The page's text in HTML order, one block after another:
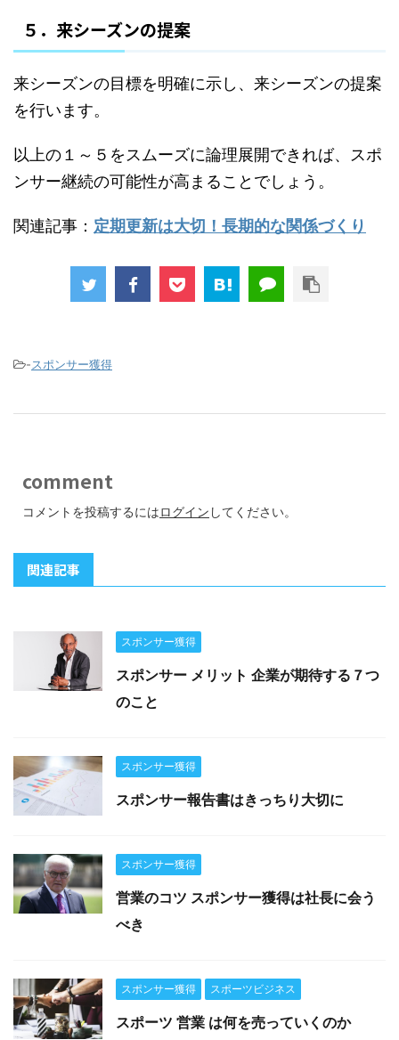
５．来シーズンの提案
来シーズンの目標を明確に示し、来シーズンの提案
を行います。
以上の１～５をスムーズに論理展開できれば、スポ
ンサー継続の可能性が高まることでしょう。
関連記事： 定期更新は大切！長期的な関係づくり
-スポンサー獲得
comment
コメントを投稿するにはログイン してください。
関連記事
スポンサー獲得
スポンサー メリット 企業が期待する７つ
のこと
スポンサー獲得
スポンサー報告書はきっちり大切に
スポンサー獲得
営業のコツ スポンサー獲得は社長に会う
べき
スポンサー獲得 スポーツビジネス
スポーツ 営業 は何を売っていくのか